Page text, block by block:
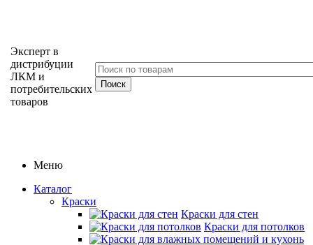
Эксперт в
дистрибуции
ЛКМ и
потребительских
товаров
Меню
Каталог
Краски
Краски для стен
Краски для потолков